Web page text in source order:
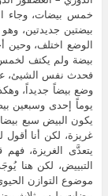
خمس بيضات، وجاء
بيضتين جديدتين،
الوضع اختلف، وحين
فحدث نفس الشيئ،
وضع بيضاً جديداً،
يوماً إحدى وسبعين
يكون البيض سبع
غريزة، لكن أنا
يتعدَّى الغريزة، فهم
التبييض، لكن هنا
موضوع التوازن